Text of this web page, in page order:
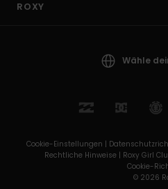
ROXY
Wähle
Cookie-Einstellungen |
Rechtliche Hinweise | Roxy Girl
Cookie-
© 2026